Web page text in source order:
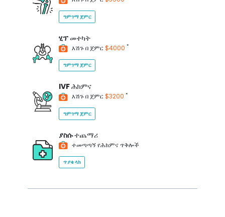
ግምገማ ጀምር
ሂፕመተካት
እሽጉ በ ጀምር$4000 *
ግምገማ ጀምር
IVFሕክምና
እሽጉ በ ጀምር$3200 *
ግምገማ ጀምር
ያስሱተጨማሪ
ተመጣጣኝ የሕክምና ጥቅሎች
ጥያቄ ላክ